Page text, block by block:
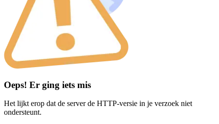
Oeps! Er ging iets mis
Het lijkt erop dat de server de HTTP-versie in je verzoek niet
ondersteunt.